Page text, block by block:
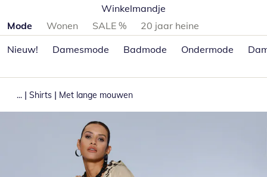
Winkelmandje
Productcategorieën overslaan
Mode Wonen SALE %
20 jaar heine
Nieuw!
Damesmode Badmode Ondermode
... | Shirts | Met lange mouwen